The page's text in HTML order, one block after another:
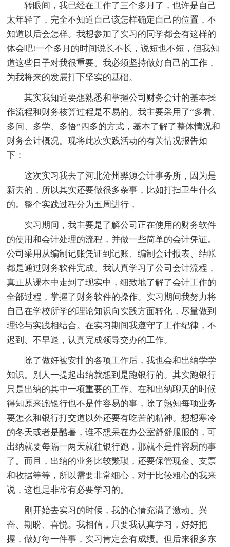
转眼间，我已经在工作了三个多月了，也许是自己
太年轻了，完全不知道自己该怎样确定自己的位置，不
知道以后会怎样。我想参加了实习的同学都会有这样的
体会吧!一个多月的时间说长不长，说短也不短，但我知
道这些日子对我很重要。我必须坚持做好自己的工作，
为我将来的发展打下坚实的基础。
其实我知道要想熟悉和掌握公司财务会计的基本操
作流程和财务核算过程是不易的。我主要采用了“多看、
多问、多学、多悟”四多的方式，基本了解了整体情况和
财务会计概况。现将此次实践活动的有关情况报告如
下：
这次实习我去了河北沧州骅源会计事务所，因为是
新去的，所以其实还要做很多杂事，比如打扫卫生什么
的。整个实践过程分为五周进行，
实习期间，我主要是了解公司正在使用的财务软件
的使用和会计处理的流程，并做一些简单的会计凭证。
公司采用从编制记账凭证到记账、编制会计报表、结帐
都是通过财务软件完成。我认真学习了公司会计流程，
真正从课本中走到了现实中，细致地了解了会计工作的
全部过程，掌握了财务软件的操作。实习期间我努力将
自己在学校所学的理论知识向实践方面转化，尽量做到
理论与实践相结合。在实习期间我遵守了工作纪律，不
迟到、不早退，认真完成领导交办的工作。
除了做好被安排的各项工作后，我也会和出纳学学
知识。别人一提起出纳就想到是跑银行的。其实跑银行
只是出纳的其中一项重要的工作。在和出纳聊天的时候
得知原来跑银行也不是件容易的事，除了熟知每项业务
要怎么和银行打交道以外还要有吃苦的精神。想想寒冷
的冬天或者是酷暑，谁不想呆在办公室舒舒服服的，可
出纳就要每隔一两天就往银行跑，那就不是件容易的事
了。而且，出纳的业务比较繁琐，还要保管现金、支票
和收据等等，所以需要非常细心，对于比较粗心的我来
说，这也是非常有必要学习的。
刚开始去实习的时候，我的心情充满了激动、兴
奋、期盼、喜悦。我相信，只要我认真学习，好好把
握，做好每一件事，实习肯定会有成绩。但后来很多东